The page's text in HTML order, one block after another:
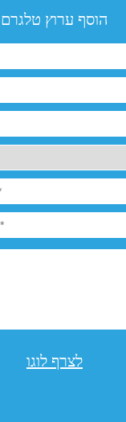
הוסף ערוץ טלגרם
לצרף לוגו